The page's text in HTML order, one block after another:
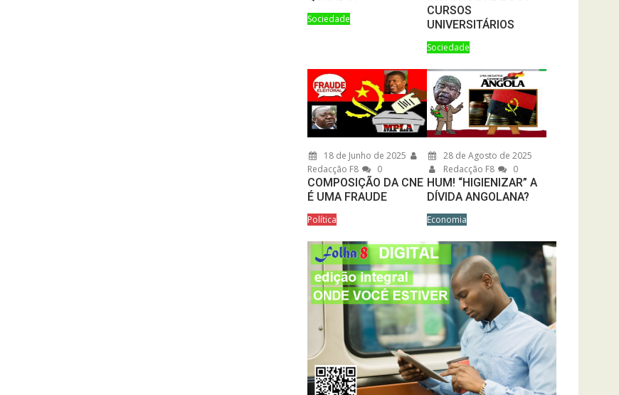
Sociedade
CURSOS
UNIVERSITÁRIOS
Sociedade
18 de Junho de 2025
Redacção F8
0
COMPOSIÇÃO DA CNE
É UMA FRAUDE
Política
28 de Agosto de 2025
Redacção F8
0
HUM! “HIGIENIZAR” A
DÍVIDA ANGOLANA?
Economia